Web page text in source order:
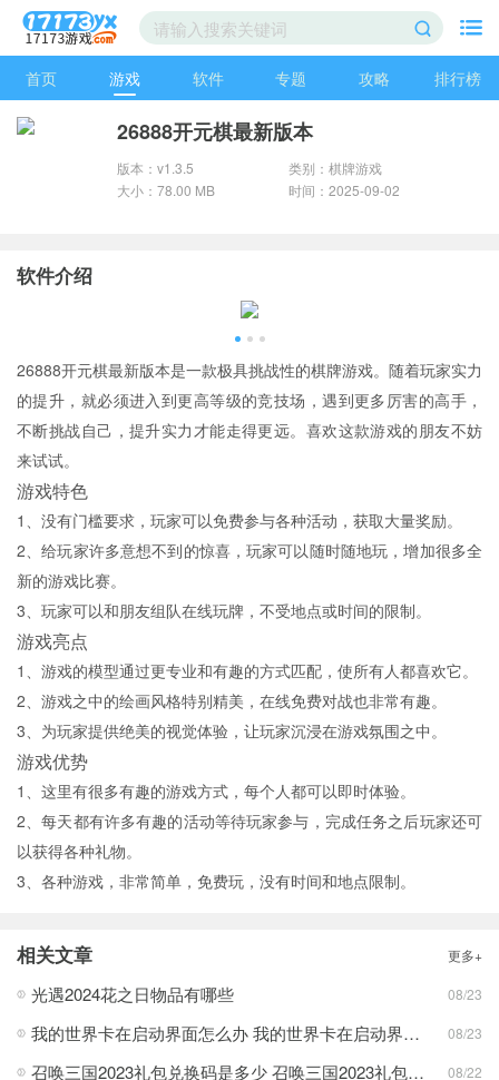
首页 游戏 软件 专题 攻略 排行榜
26888开元棋最新版本
版本：v1.3.5
类别：棋牌游戏
大小：78.00 MB
时间：2025-09-02
软件介绍
26888开元棋最新版本是一款极具挑战性的棋牌游戏。随着玩家实力
的提升，就必须进入到更高等级的竞技场，遇到更多厉害的高手，
不断挑战自己，提升实力才能走得更远。喜欢这款游戏的朋友不妨
来试试。
游戏特色
1、没有门槛要求，玩家可以免费参与各种活动，获取大量奖励。
2、给玩家许多意想不到的惊喜，玩家可以随时随地玩，增加很多全
新的游戏比赛。
3、玩家可以和朋友组队在线玩牌，不受地点或时间的限制。
游戏亮点
1、游戏的模型通过更专业和有趣的方式匹配，使所有人都喜欢它。
2、游戏之中的绘画风格特别精美，在线免费对战也非常有趣。
3、为玩家提供绝美的视觉体验，让玩家沉浸在游戏氛围之中。
游戏优势
1、这里有很多有趣的游戏方式，每个人都可以即时体验。
2、每天都有许多有趣的活动等待玩家参与，完成任务之后玩家还可
以获得各种礼物。
3、各种游戏，非常简单，免费玩，没有时间和地点限制。
相关文章 更多+
光遇2024花之日物品有哪些 08/23
我的世界卡在启动界面怎么办 我的世界卡在启动界面方法分享 08/23
召唤三国2023礼包兑换码是多少 召唤三国2023礼包兑换码最新一览 08/22